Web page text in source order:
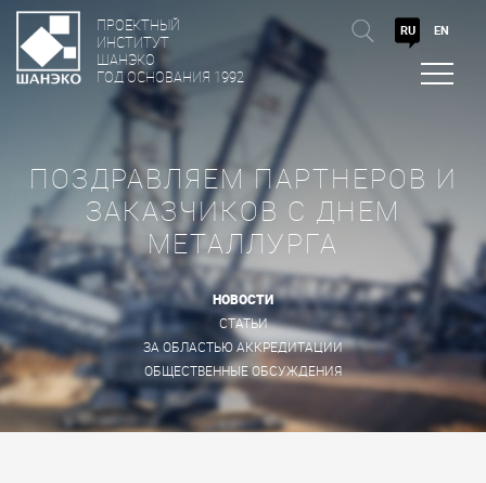
ПРОЕКТНЫЙ
ИНСТИТУТ
ШАНЭКО
ГОД ОСНОВАНИЯ 1992
RU EN
ПОЗДРАВЛЯЕМ ПАРТНЕРОВ И
ЗАКАЗЧИКОВ С ДНЕМ
МЕТАЛЛУРГА
НОВОСТИ
СТАТЬИ
ЗА ОБЛАСТЬЮ АККРЕДИТАЦИИ
ОБЩЕСТВЕННЫЕ ОБСУЖДЕНИЯ